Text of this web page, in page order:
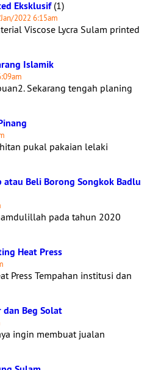
Eksklusif(1)
2022 6:15am
Viscose Lycra Sulam printed
Islamik
Sekarang tengah planing
pukal pakaian lelaki
atau Beli Borong Songkok Badlu
pada tahun 2020
Heat Press
Press Tempahan institusi dan
dan Beg Solat
ingin membuat jualan